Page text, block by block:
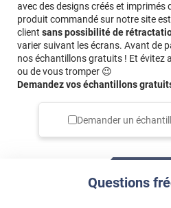
avec des designs créés et
produit commandé sur notre site
client sans possibilité de
varier suivant les écrans. Avant de
nos échantillons gratuits ! Et évitez
ou de vous tromper 😉
Demandez vos échantillons
Demander un
Questions